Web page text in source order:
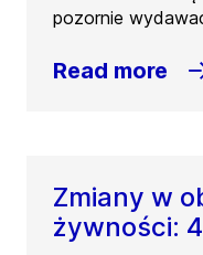
pozornie
Read more
Zmiany w
żywności: